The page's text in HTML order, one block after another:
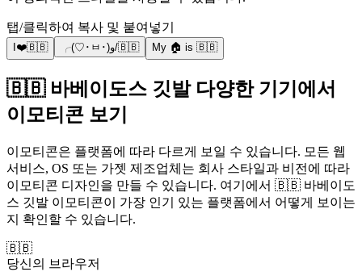
탭/클릭하여 복사 및 붙여넣기
I❤️🇧🇧 ╭(♡･ㅂ･)و/🇧🇧 My 🏠 is 🇧🇧
🇧🇧 바베이도스 깃발 다양한 기기에서
이모티콘 보기
이모티콘은 플랫폼에 따라 다르게 보일 수 있습니다. 모든 웹
서비스, OS 또는 가젯 제조업체는 회사 스타일과 비전에 따라
이모티콘 디자인을 만들 수 있습니다. 여기에서 🇧🇧 바베이도
스 깃발 이모티콘이 가장 인기 있는 플랫폼에서 어떻게 보이는
지 확인할 수 있습니다.
🇧🇧
당신의 브라우저